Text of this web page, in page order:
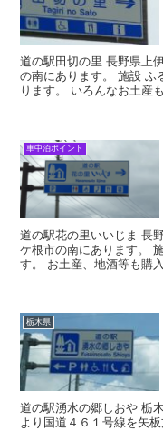
道の駅田切の里 長野県上
の南にあります。 施設 ふ
ります。 いろんなお土産
車中泊ポイント
道の駅花の里いいじま 長
ケ根市の南にあります。
す。 お土産、地酒等も購
栃木県
道の駅湧水の郷しおや 栃
より国道４６１号線を矢